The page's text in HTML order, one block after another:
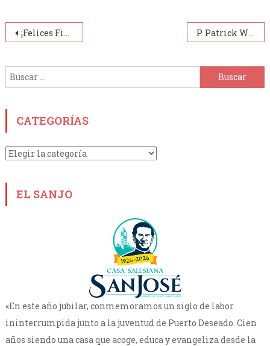
Navegación
entradas
¡Felices Fiestas! – ¡Feliz año nuevo! P. Patrick Warjri: 1 década de Misión
Buscar:
CATEGORÍAS
Categorías
EL SANJO
«En este año jubilar, conmemoramos un siglo de labor
ininterrumpida junto a la juventud de Puerto Deseado. Cien
años siendo una casa que acoge, educa y evangeliza desde la